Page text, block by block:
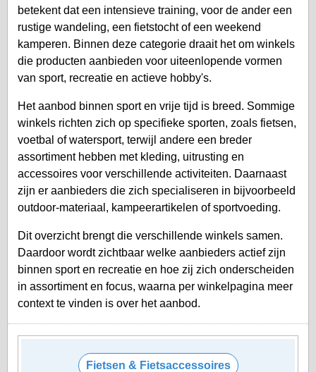
betekent dat een intensieve training, voor de ander een
rustige wandeling, een fietstocht of een weekend
kamperen. Binnen deze categorie draait het om winkels
die producten aanbieden voor uiteenlopende vormen
van sport, recreatie en actieve hobby's.
Het aanbod binnen sport en vrije tijd is breed. Sommige
winkels richten zich op specifieke sporten, zoals fietsen,
voetbal of watersport, terwijl andere een breder
assortiment hebben met kleding, uitrusting en
accessoires voor verschillende activiteiten. Daarnaast
zijn er aanbieders die zich specialiseren in bijvoorbeeld
outdoor-materiaal, kampeerartikelen of sportvoeding.
Dit overzicht brengt die verschillende winkels samen.
Daardoor wordt zichtbaar welke aanbieders actief zijn
binnen sport en recreatie en hoe zij zich onderscheiden
in assortiment en focus, waarna per winkelpagina meer
context te vinden is over het aanbod.
Fietsen & Fietsaccessoires